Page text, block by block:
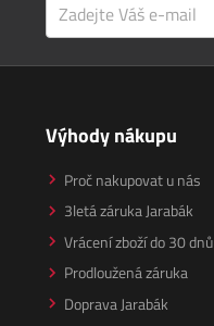
Výhody nákupu
Proč nakupovat u nás
3letá záruka Jarabák
Vrácení zboží do 30 dnů
Prodloužená záruka
Doprava Jarabák